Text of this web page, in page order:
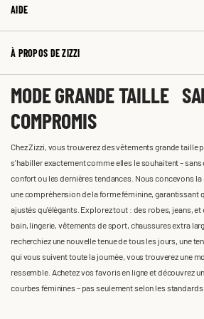
AIDE
À PROPOS DE ZIZZI
MODE GRANDE TAILLE
COMPROMIS
Chez Zizzi, vous trouverez des vêtements grande taille
s'habiller exactement comme elles le souhaitent –
confort ou les dernières tendances. Nous concevons
une compréhension de la forme féminine, garantissant
ajustés qu'élégants. Explorez tout : des robes, jeans,
bain, lingerie, vêtements de sport, chaussures extra
recherchiez une nouvelle tenue de tous les jours, une
qui vous suivent toute la journée, vous trouverez une
ressemble. Achetez vos favoris en ligne et découvrez
courbes féminines – pas seulement selon les standards.